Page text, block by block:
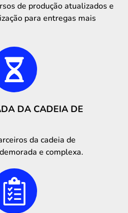
de produção atualizados e
para entregas mais
DA CADEIA DE
da cadeia de
e complexa.